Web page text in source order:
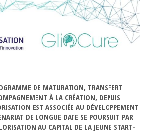
DE MATURATION, TRANSFERT
À LA CRÉATION, DEPUIS
EST ASSOCIÉE AU DÉVELOPPEMENT
DE LONGUE DATE SE POURSUIT PAR
AU CAPITAL DE LA JEUNE START-